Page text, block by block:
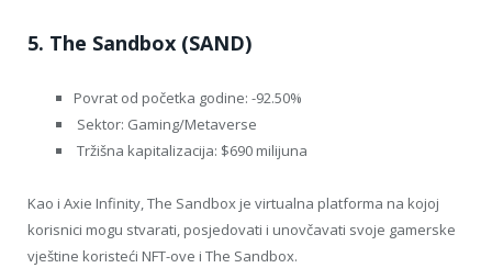
5. The Sandbox (SAND)
Povrat od početka godine: -92.50%
Sektor: Gaming/Metaverse
Tržišna kapitalizacija: $690 milijuna
Kao i Axie Infinity, The Sandbox je virtualna platforma na kojoj
korisnici mogu stvarati, posjedovati i unovčavati svoje gamerske
vještine koristeći NFT-ove i The Sandbox.